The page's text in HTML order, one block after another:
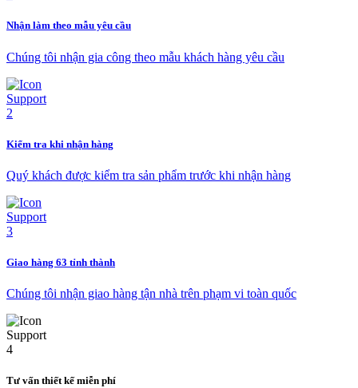
Nhận làm theo mẫu yêu cầu
Chúng tôi nhận gia công theo mẫu khách hàng yêu cầu
Kiểm tra khi nhận hàng
Quý khách được kiểm tra sản phẩm trước khi nhận hàng
Giao hàng 63 tỉnh thành
Chúng tôi nhận giao hàng tận nhà trên phạm vi toàn quốc
Tư vấn thiết kế miễn phí